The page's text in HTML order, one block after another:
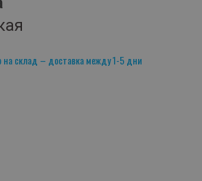
на склад – доставка между 1-5 дни